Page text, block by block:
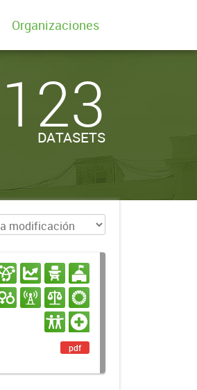
Organizaciones
123
DATASETS
pdf